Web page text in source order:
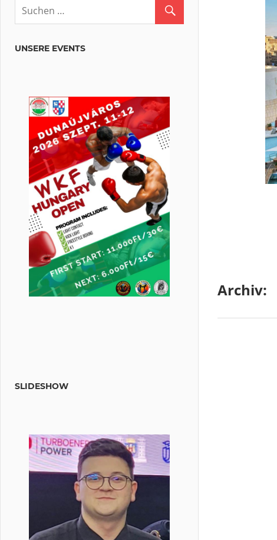
Archiv:
UNSERE EVENTS
SLIDESHOW